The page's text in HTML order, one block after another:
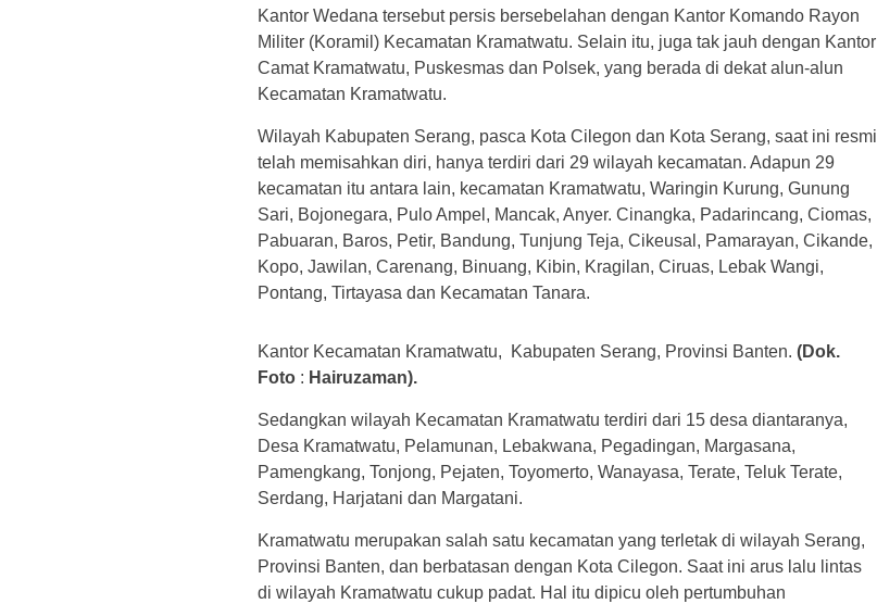
Kantor Wedana tersebut persis bersebelahan dengan Kantor Komando Rayon
Militer (Koramil) Kecamatan Kramatwatu. Selain itu, juga tak jauh dengan Kantor
Camat Kramatwatu, Puskesmas dan Polsek, yang berada di dekat alun-alun
Kecamatan Kramatwatu.
Wilayah Kabupaten Serang, pasca Kota Cilegon dan Kota Serang, saat ini resmi
telah memisahkan diri, hanya terdiri dari 29 wilayah kecamatan. Adapun 29
kecamatan itu antara lain, kecamatan Kramatwatu, Waringin Kurung, Gunung
Sari, Bojonegara, Pulo Ampel, Mancak, Anyer. Cinangka, Padarincang, Ciomas,
Pabuaran, Baros, Petir, Bandung, Tunjung Teja, Cikeusal, Pamarayan, Cikande,
Kopo, Jawilan, Carenang, Binuang, Kibin, Kragilan, Ciruas, Lebak Wangi,
Pontang, Tirtayasa dan Kecamatan Tanara.
Kantor Kecamatan Kramatwatu, Kabupaten Serang, Provinsi Banten. (Dok.
Foto : Hairuzaman).
Sedangkan wilayah Kecamatan Kramatwatu terdiri dari 15 desa diantaranya,
Desa Kramatwatu, Pelamunan, Lebakwana, Pegadingan, Margasana,
Pamengkang, Tonjong, Pejaten, Toyomerto, Wanayasa, Terate, Teluk Terate,
Serdang, Harjatani dan Margatani.
Kramatwatu merupakan salah satu kecamatan yang terletak di wilayah Serang,
Provinsi Banten, dan berbatasan dengan Kota Cilegon. Saat ini arus lalu lintas
di wilayah Kramatwatu cukup padat. Hal itu dipicu oleh pertumbuhan